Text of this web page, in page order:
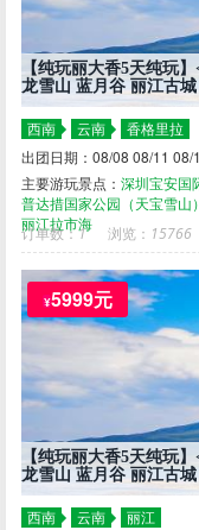
【纯玩丽大香5天纯玩
龙雪山 蓝月谷 丽江古
西南 云南
香格里拉
出团日期：08/08 08/11
主要游玩景点：深圳宝安国
普达措国家公园（天宝雪山）
丽江拉市海
订单数：1 浏览： 15766
【纯玩丽大香5天纯玩
龙雪山 蓝月谷 丽江古
西南 云南
丽江
¥5999元